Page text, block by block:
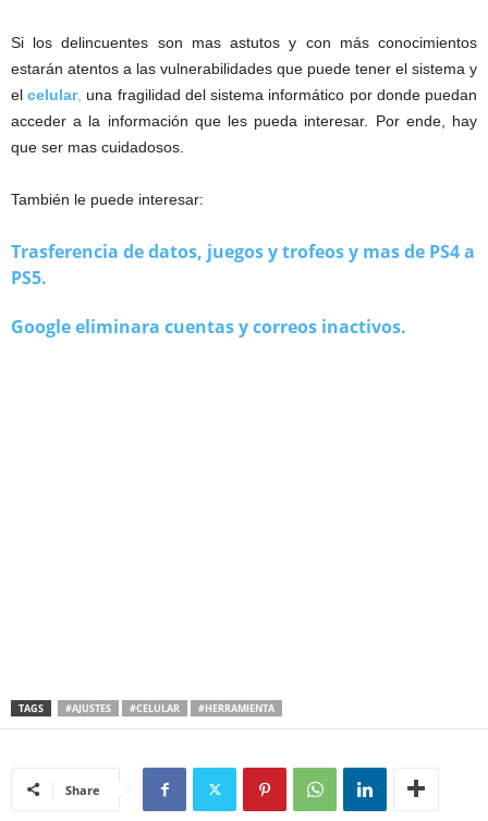
Si los delincuentes son mas astutos y con más conocimientos
estarán atentos a las vulnerabilidades que puede tener el sistema y
elcelular, una fragilidad del sistema informático por donde puedan
acceder a la información que les pueda interesar. Por ende, hay
que ser mas cuidadosos.
También le puede interesar:
Trasferencia de datos, juegos y trofeos y mas de PS4 a
PS5.
Google eliminara cuentas y correos inactivos.
TAGS #AJUSTES #CELULAR #HERRAMIENTA
Share